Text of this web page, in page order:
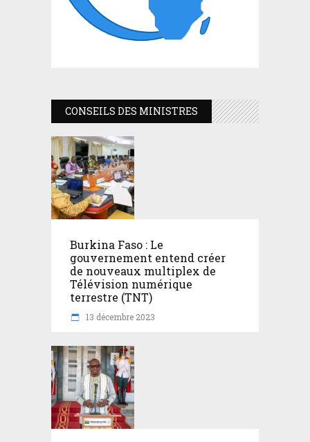
CONSEILS DES MINISTRES
Burkina Faso : Le
gouvernement entend créer
de nouveaux multiplex de
Télévision numérique
terrestre (TNT)
13 décembre 2023